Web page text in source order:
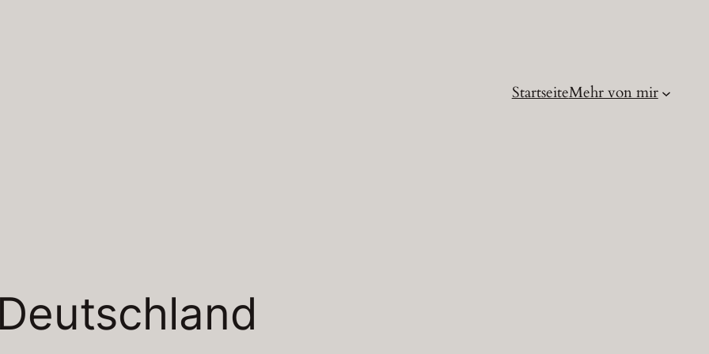
StartseiteMehr von mir
Deutschland